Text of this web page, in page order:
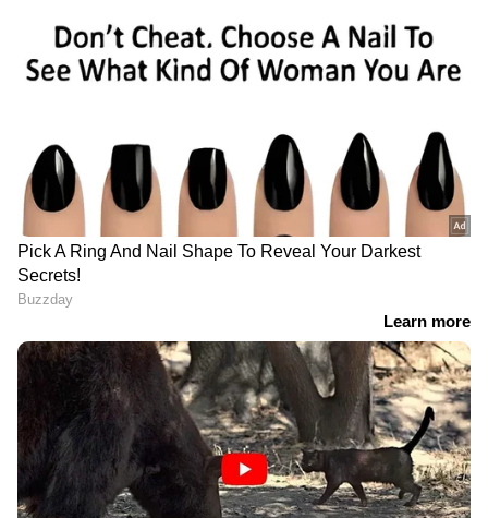
RECOMMENDED STORIES